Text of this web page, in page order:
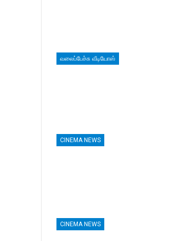
வலைப்பேச்சு வீடியோஸ்
CINEMA NEWS
CINEMA NEWS